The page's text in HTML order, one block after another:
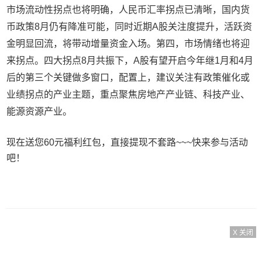
市场流动性拐点也将明确，人民币汇率拐点已清晰，国内货
币政策8月仍有降准可能，同时近期A股关注度提升，活跃资
金明显回流，将带动增量资金入场。第四，市场情绪也将迎
来拐点。四大拐点8月共振下，A股有望开启今年继1月和4月
后的第三个关键做多窗口，配置上，建议关注有政策催化或
业绩拐点的产业主题，重点聚焦房地产产业链、科技产业、
能源资源产业。
现在送您60元福利红包，直接提现不套路~~~快来参与活动
吧！
X 关闭